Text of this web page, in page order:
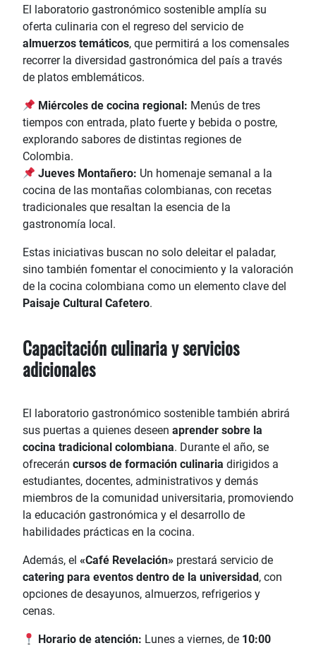
El laboratorio gastronómico sostenible amplía su
oferta culinaria con el regreso del servicio de
almuerzos temáticos, que permitirá a los comensales
recorrer la diversidad gastronómica del país a través
de platos emblemáticos.
Miércoles de cocina regional: Menús de tres
tiempos con entrada, plato fuerte y bebida o postre,
explorando sabores de distintas regiones de
Colombia.
Jueves Montañero: Un homenaje semanal a la
cocina de las montañas colombianas, con recetas
tradicionales que resaltan la esencia de la
gastronomía local.
Estas iniciativas buscan no solo deleitar el paladar,
sino también fomentar el conocimiento y la valoración
de la cocina colombiana como un elemento clave del
Paisaje Cultural Cafetero.
Capacitación culinaria y servicios
adicionales
El laboratorio gastronómico sostenible también abrirá
sus puertas a quienes deseen aprender sobre la
cocina tradicional colombiana. Durante el año, se
ofrecerán cursos de formación culinaria dirigidos a
estudiantes, docentes, administrativos y demás
miembros de la comunidad universitaria, promoviendo
la educación gastronómica y el desarrollo de
habilidades prácticas en la cocina.
Además, el «Café Revelación» prestará servicio de
catering para eventos dentro de la universidad, con
opciones de desayunos, almuerzos, refrigerios y
cenas.
Horario de atención: Lunes a viernes, de 10:00